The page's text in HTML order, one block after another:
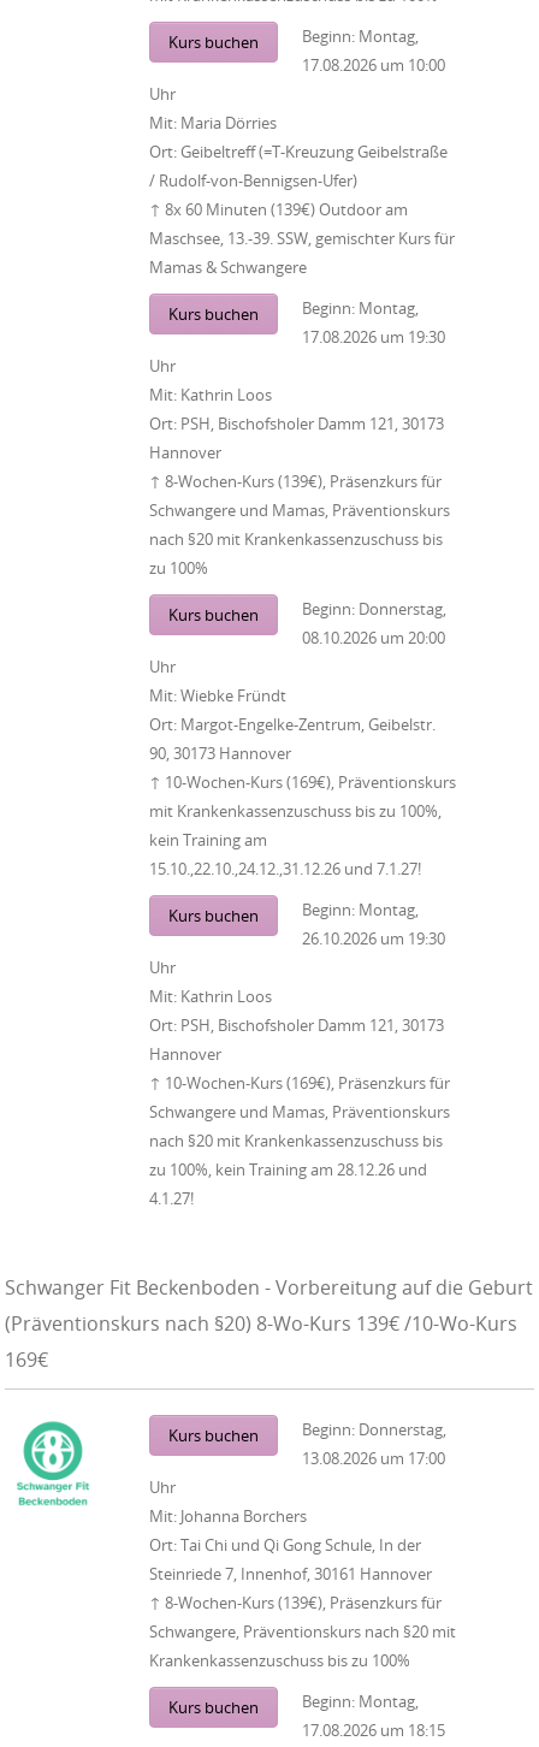
Kurs buchen Beginn: Montag,
17.08.2026 um 10:00
Uhr
Mit: Maria Dörries
Ort:Geibeltreff (=T-Kreuzung Geibelstraße
/ Rudolf-von-Bennigsen-Ufer)
↑ 8x 60 Minuten (139€) Outdoor am
Maschsee, 13.-39. SSW, gemischter Kurs für
Mamas & Schwangere
Kurs buchen Beginn: Montag,
17.08.2026 um 19:30
Uhr
Mit: Kathrin Loos
Ort: PSH, Bischofsholer Damm 121, 30173
Hannover
↑ 8-Wochen-Kurs (139€), Präsenzkurs für
Schwangere und Mamas, Präventionskurs
nach §20 mit Krankenkassenzuschuss bis
zu 100%
Kurs buchen Beginn: Donnerstag,
08.10.2026 um 20:00
Uhr
Mit:Wiebke Fründt
Ort: Margot-Engelke-Zentrum, Geibelstr.
90, 30173 Hannover
↑ 10-Wochen-Kurs (169€), Präventionskurs
mit Krankenkassenzuschuss bis zu 100%,
kein Training am
15.10.,22.10.,24.12.,31.12.26 und 7.1.27!
Kurs buchen Beginn: Montag,
26.10.2026 um 19:30
Uhr
Mit: Kathrin Loos
Ort: PSH, Bischofsholer Damm 121, 30173
Hannover
↑ 10-Wochen-Kurs (169€), Präsenzkurs für
Schwangere und Mamas, Präventionskurs
nach §20 mit Krankenkassenzuschuss bis
zu 100%, kein Training am 28.12.26 und
4.1.27!
Schwanger Fit Beckenboden - Vorbereitung auf die Geburt
(Präventionskurs nach §20) 8-Wo-Kurs 139€ /10-Wo-Kurs
169€
Kurs buchen Beginn: Donnerstag,
13.08.2026 um 17:00
Uhr
Mit: Johanna Borchers
Ort:Tai Chi und Qi Gong Schule, In der
Steinriede 7, Innenhof, 30161 Hannover
↑ 8-Wochen-Kurs (139€), Präsenzkurs für
Schwangere, Präventionskurs nach §20 mit
Krankenkassenzuschuss bis zu 100%
Kurs buchen Beginn: Montag,
17.08.2026 um 18:15